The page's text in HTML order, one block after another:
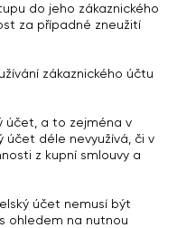
do jeho zákaznického
za případné zneužití
zákaznického účtu
účet, a to zejména v
účet déle nevyužívá, či v
z kupní smlouvy a
účet nemusí být
ohledem na nutnou